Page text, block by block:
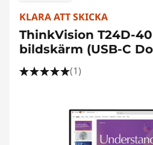
KLARA ATT SKICKA
ThinkVision T24D-
bildskärm (USB-C
(1)